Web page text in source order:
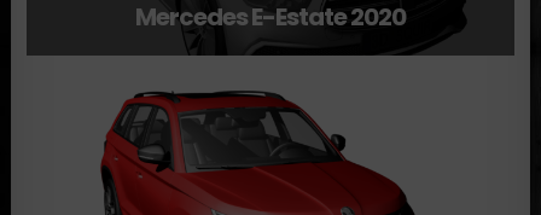
Mercedes E-Estate 2020